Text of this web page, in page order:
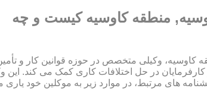
منطقه کاوسیه کیست و چه
کاوسیه، وکیلی متخصص در حوزه قوانین کار و
در حل اختلافات کاری کمک می کند. این
های مرتبط، در موارد زیر به موکلین خود یاری